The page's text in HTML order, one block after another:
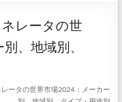
レータの世
、地域別、
ータの世界市場2024：メーカー